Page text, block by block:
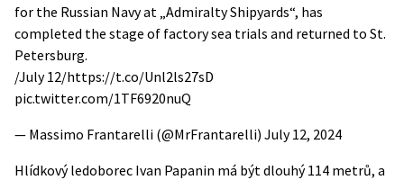
for the Russian Navy at „Admiralty Shipyards“, has
completed the stage of factory sea trials and returned to St.
Petersburg.
/July 12/https://t.co/Unl2ls27sD
pic.twitter.com/1TF6920nuQ
— Massimo Frantarelli (@MrFrantarelli) July 12, 2024
Hlídkový ledoborec Ivan Papanin má být dlouhý 114 metrů, a